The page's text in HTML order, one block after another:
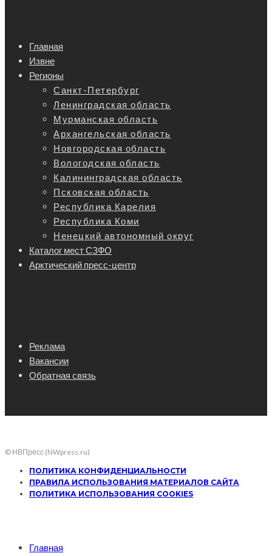
Главная
Извне
Регионы
Санкт-Петербург
Ленинградская область
Мурманская область
Архангельская область
Новгородская область
Вологодская область
Калининградская область
Псковская область
Республика Карелия
Республика Коми
Ненецкий автономный округ
Каталог мест СЗФО
Арктический пресс-центр
Реклама
Вакансии
Обратная связь
© НВПресс (NWpress.ru)
ПОЛИТИКА КОНФИДЕНЦИАЛЬНОСТИ
ПРАВИЛА ИСПОЛЬЗОВАНИЯ МАТЕРИАЛОВ САЙТА
ПОЛИТИКА ИСПОЛЬЗОВАНИЯ COOKIES
Главная